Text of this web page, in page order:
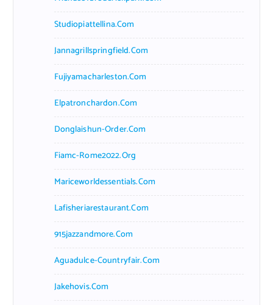
Studiopiattellina.com
Jannagrillspringfield.com
Fujiyamacharleston.com
Elpatronchardon.com
Donglaishun-Order.com
Fiamc-Rome2022.org
Mariceworldessentials.com
Lafisheriarestaurant.com
915jazzandmore.com
Aguadulce-Countryfair.com
Jakehovis.com